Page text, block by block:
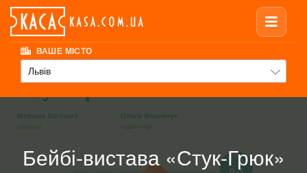
ВАШЕ МІСТО
Львів
Бейбі-вистава «Стук-Грюк»